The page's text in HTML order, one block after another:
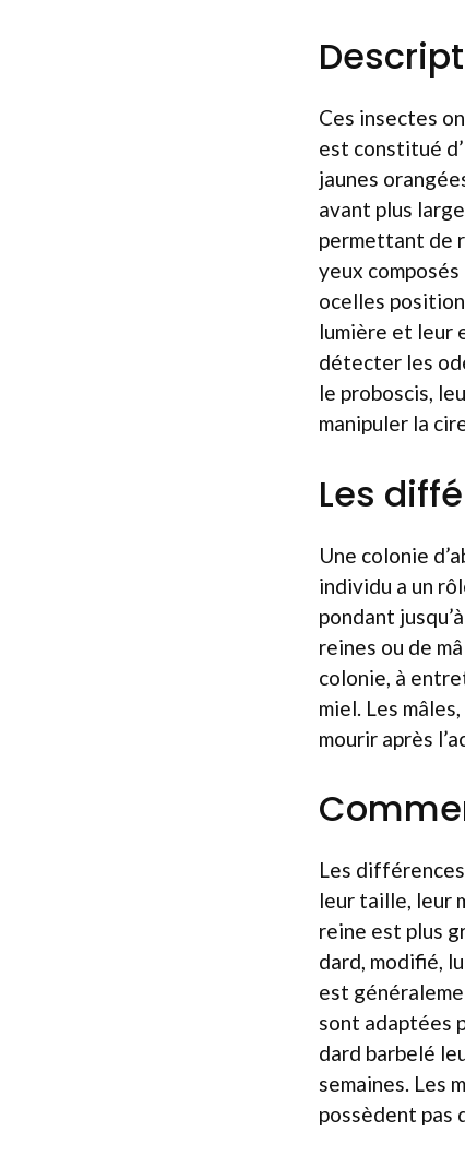
Ces insectes
est constitué
jaunes
avant plus
permettant de
yeux
ocelles
lumière et leur
détecter les
le proboscis,
manipuler la
Les
Une colonie
individu a un
pondant
reines ou de
colonie, à
miel. Les
mourir après
Les
leur taille, leur
reine est plus
dard, modifié,
est
sont adaptées
dard barbelé
semaines. Les
possèdent pas